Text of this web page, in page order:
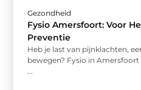
Gezondheid
Fysio Amersfoort: Voor
Preventie
Heb je last van pijnklachten,
bewegen? Fysio in
...